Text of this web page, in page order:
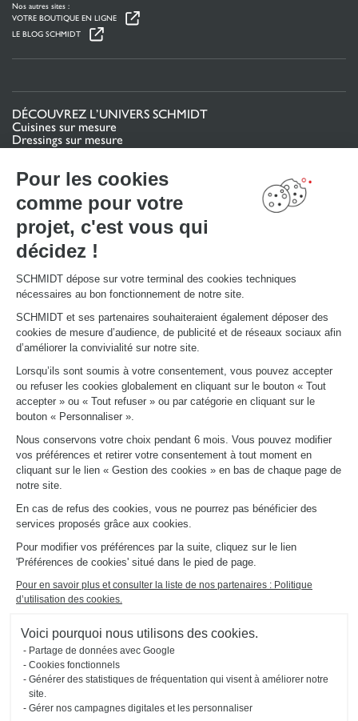
Pour les cookies
comme pour votre
projet, c'est vous qui
décidez !
SCHMIDT dépose sur votre terminal des cookies techniques
nécessaires au bon fonctionnement de notre site.
SCHMIDT et ses partenaires souhaiteraient également déposer des
cookies de mesure d’audience, de publicité et de réseaux sociaux afin
d’améliorer la convivialité sur notre site.
Lorsqu’ils sont soumis à votre consentement, vous pouvez accepter
ou refuser les cookies globalement en cliquant sur le bouton « Tout
accepter » ou « Tout refuser » ou par catégorie en cliquant sur le
bouton « Personnaliser ».
Nous conservons votre choix pendant 6 mois. Vous pouvez modifier
vos préférences et retirer votre consentement à tout moment en
cliquant sur le lien « Gestion des cookies » en bas de chaque page de
notre site.
En cas de refus des cookies, vous ne pourrez pas bénéficier des
services proposés grâce aux cookies.
Pour modifier vos préférences par la suite, cliquez sur le lien
'Préférences de cookies' situé dans le pied de page.
Pour en savoir plus et consulter la liste de nos partenaires : Politique
d’utilisation des cookies.
Voici pourquoi nous utilisons des cookies.
Partage de données avec Google
Cookies fonctionnels
Générer des statistiques de fréquentation qui visent à améliorer notre
site.
Gérer nos campagnes digitales et les personnaliser
Nos autres sites :
VOTRE BOUTIQUE EN LIGNE
LE BLOG SCHMIDT
DÉCOUVREZ L’UNIVERS SCHMIDT
Cuisines sur mesure
Dressings sur mesure
Meubles et rangements sur mesure
Schmidt pour les pros
VOTRE PROJET
Mon espace projet
Configurer en 3D
Nous contacter
Trouver mon magasin
Le club by Schmidt
PRENDRE RENDEZ-VOUS
LIENS UTILES
Promotions
Fiches produits
Guides de pose et d’entretien
Consulter notre catalogue
À PROPOS
Actualités du groupe
Ouvrir un magasin
Schmidt dans le monde
Nos magasins en France
Mentions légales
Gestion des cookies
Politique d'utilisation
des cookies
#ouischmidt
conforme
Plan du site